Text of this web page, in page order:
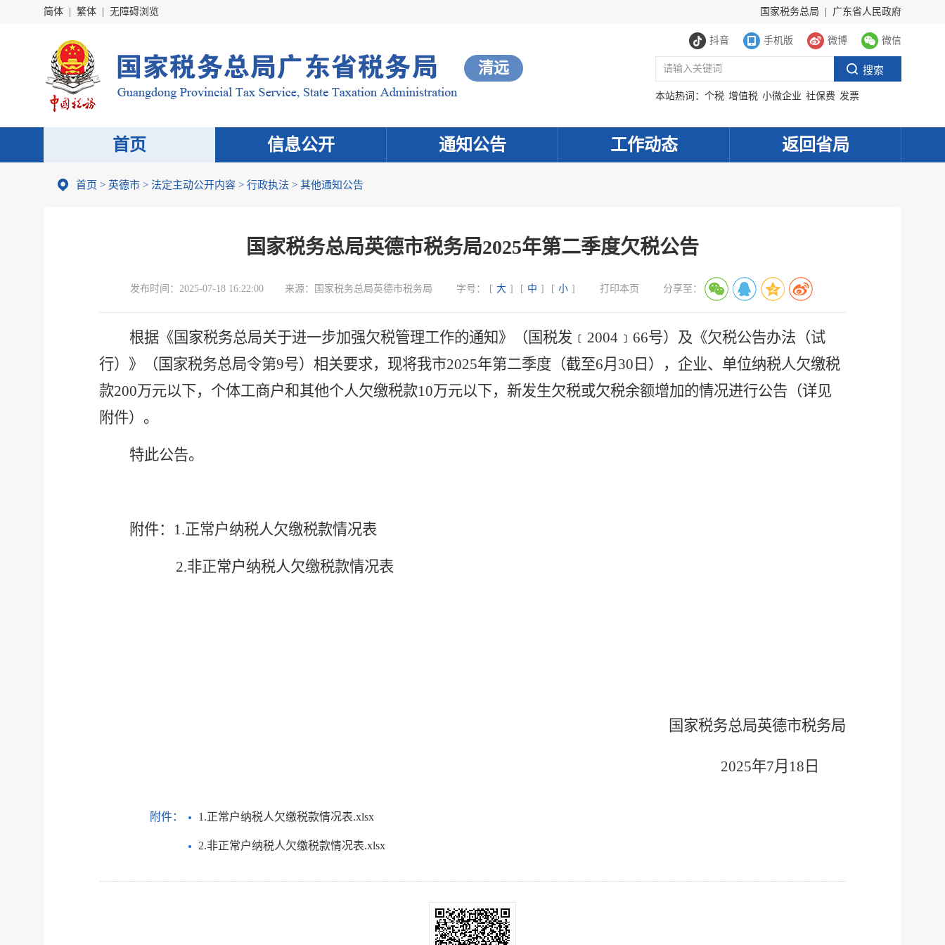
简体 繁体 无障碍浏览 国家税务总局 广东省人民政府
抖音 手机版 微博 微信
清远
本站热词： 个税 增值税 小微企业 社保费 发票
首页 信息公开 通知公告 工作动态 返回省局
首页 > 英德市 > 法定主动公开内容 > 行政执法 > 其他通知公告
国家税务总局英德市税务局2025年第二季度欠税公告
发布时间： 2025-07-18 16:22:00 来源： 国家税务总局英德市税务局 字号： [ 大 ] [ 中 ] [ 小 ] 打印本页 分享至：
根据《国家税务总局关于进一步加强欠税管理工作的通知》（国税发﹝ 2004﹞66号） 及《欠税公告办法（试
行）》（国家税务总局令第9号）相关要求， 现将我市2025年第二季度（截至6月30日），企业、单位纳税人欠缴税
款200万元以下，个体工商户和其他个人欠缴税款10万元以下，新发生欠税或欠税余额增加的情况进行公告（详见
附件）。
特此公告。
附件： 1.正常户纳税人欠缴税款情况表
2.非正常户纳税人欠缴税款情况表
国家税务总局英德市税务局
2025年7月18日
附件： 1.正常户纳税人欠缴税款情况表.xlsx
2.非正常户纳税人欠缴税款情况表.xlsx